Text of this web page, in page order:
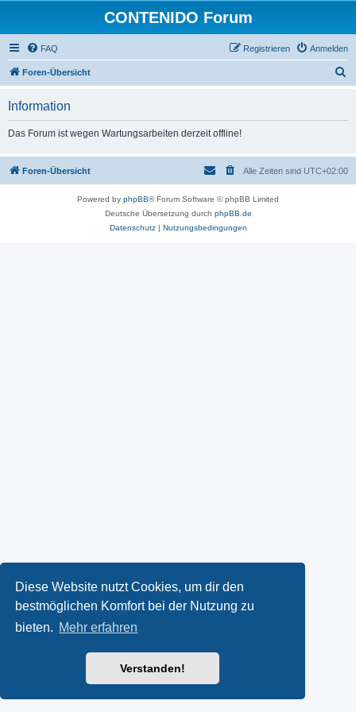
Diese Website nutzt Cookies, um dir den
bestmöglichen Komfort bei der Nutzung zu
bieten. Mehr erfahren
Verstanden!
CONTENIDO Forum
FAQ Anmelden
Registrieren
Foren-Übersicht
Information
Das Forum ist wegen Wartungsarbeiten derzeit offline!
Foren-Übersicht Alle Zeiten sind UTC+02:00
Powered by phpBB® Forum Software © phpBB Limited
Deutsche Übersetzung durch phpBB.de
Datenschutz| Nutzungsbedingungen